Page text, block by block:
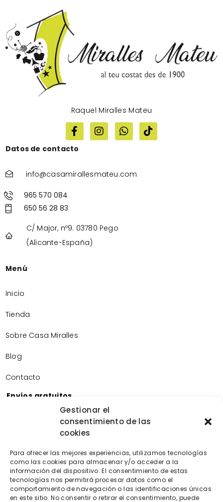
Gestionar el
consentimiento de las
cookies
Para ofrecer las mejores experiencias, utilizamos tecnologías
como las cookies para almacenar y/o acceder a la
información del dispositivo. El consentimiento de estas
tecnologías nos permitirá procesar datos como el
comportamiento de navegación o las identificaciones únicas
en este sitio. No consentir o retirar el consentimiento, puede
Raquel Miralles Mateu
Datos de contacto
info@casamirallesmateu.com
965 570 084
650 56 28 83
C/ Major, nº9. 03780 Pego
(Alicante-España)
Menú
Inicio
Tienda
Sobre Casa Miralles
Blog
Contacto
Envíos gratuitos
Envíos gratuitos por la compra de más de 60€.
Devoluciones gratuitas
Devoluciones gratuitas en nuestra tienda física.
Pago seguro
Tarjeta de crédito/débito.
Transferencia bancaria.
Bizum.